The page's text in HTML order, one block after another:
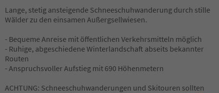
Lange, stetig ansteigende Schneeschuhwanderung durch stille
Wälder zu den einsamen Außergsellwiesen.
- Bequeme Anreise mit öffentlichen Verkehrsmitteln möglich
- Ruhige, abgeschiedene Winterlandschaft abseits bekannter
Routen
- Anspruchsvoller Aufstieg mit 690 Höhenmetern
ACHTUNG: Schneeschuhwanderungen und Skitouren sollten